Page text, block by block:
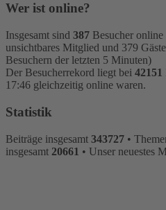
Wer ist online?
Insgesamt sind 387 Besucher
unsichtbares Mitglied und 379
Besuchern der letzten 5 Minuten)
Der Besucherrekord liegt bei 42151
17:46 gleichzeitig online waren.
Statistik
Beiträge insgesamt 343727 •
insgesamt 20661 • Unser neuestes